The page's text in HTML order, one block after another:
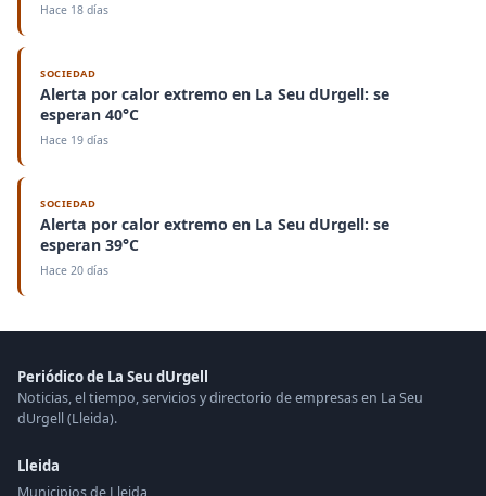
Hace 18 días
SOCIEDAD
Alerta por calor extremo en La Seu dUrgell: se
esperan 40°C
Hace 19 días
SOCIEDAD
Alerta por calor extremo en La Seu dUrgell: se
esperan 39°C
Hace 20 días
Periódico de La Seu dUrgell
Noticias, el tiempo, servicios y directorio de empresas en La Seu
dUrgell (Lleida).
Lleida
Municipios de Lleida